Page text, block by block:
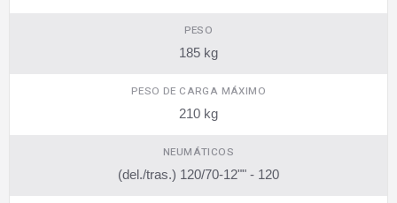
PESO
185 kg
PESO DE CARGA MÁXIMO
210 kg
NEUMÁTICOS
(del./tras.) 120/70-12"" - 120